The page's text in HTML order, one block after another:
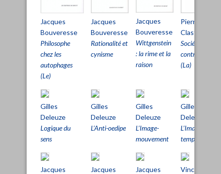
Jacques
Bouveresse
Philosophe
chez les
autophages
(Le)
Jacques
Bouveresse
Rationalité et
cynisme
Jacques
Bouveresse
Wittgenstein
: la rime et la
raison
Pierre
Clastres
Société
contre l’État
(La)
Gilles
Deleuze
Logique du
sens
Gilles
Deleuze
L’Anti-oedipe
Gilles
Deleuze
L’Image-
mouvement
Gilles
Deleuze
L’Image-
temps
Jacques
Jacques
Jacques
Vincent